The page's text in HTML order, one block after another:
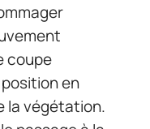
coupe
en
la végétation.